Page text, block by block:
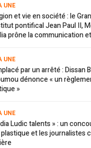
UNE
et vie en société : le
pontifical Jean Paul II,
prône la communication
UNE
par un arrêté : Dissan
dénonce « un
»
UNE
Ludic talents » : un
plastique et les journalistes